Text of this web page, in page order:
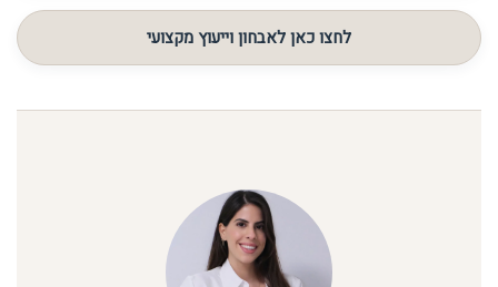
טווח המחירים של מוצרי נון נע בין 200 – 600 ש"ח, תלוי מוצר
לחצו כאן לאבחון וייעוץ מקצועי